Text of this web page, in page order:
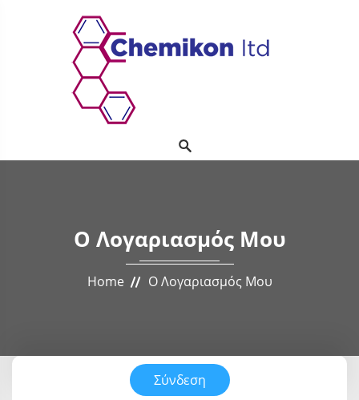
Ο Λογαριασμός Μου
Home Ο Λογαριασμός Μου
Σύνδεση